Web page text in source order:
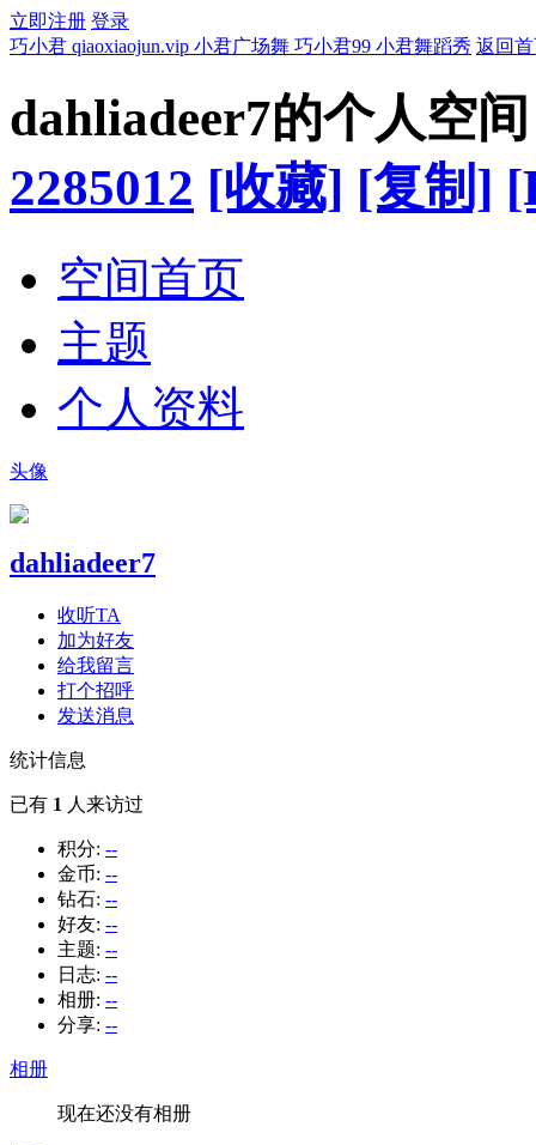
立即注册 登录
巧小君 qiaoxiaojun.vip 小君广场舞 巧小君99 小君舞蹈秀 返回
dahliadeer7的个人空间
2285012 [收藏] [复制]
空间首页
主题
个人资料
头像
dahliadeer7
收听TA
加为好友
给我留言
打个招呼
发送消息
统计信息
已有 1 人来访过
积分: --
金币: --
钻石: --
好友: --
主题: --
日志: --
相册: --
分享: --
相册
现在还没有相册